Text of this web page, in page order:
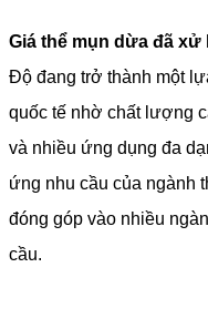
Giá thể mụn dừa đã xử
Độ đang trở thành một
quốc tế nhờ chất lượng
và nhiều ứng dụng đa
ứng nhu cầu của ngành
đóng góp vào nhiều
cầu.